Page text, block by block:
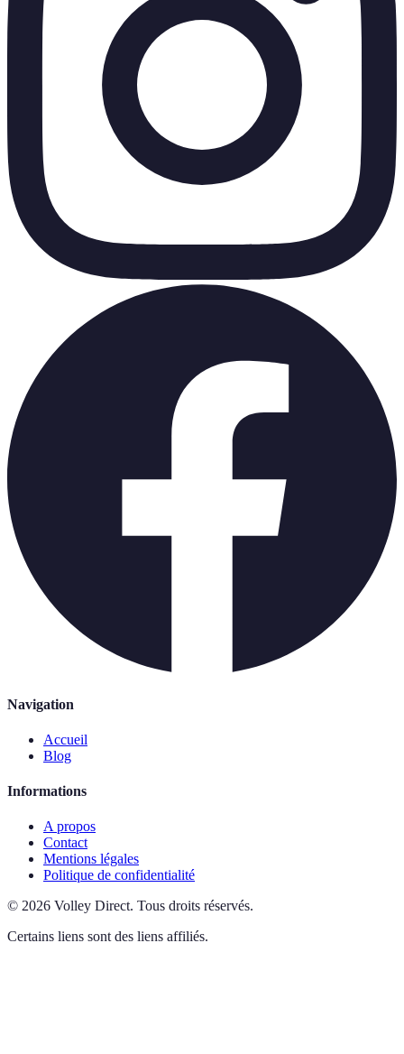
Navigation
Accueil
Blog
Informations
A propos
Contact
Mentions légales
Politique de confidentialité
© 2026 Volley Direct. Tous droits réservés.
Certains liens sont des liens affiliés.